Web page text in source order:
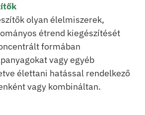
olyan élelmiszerek,
étrend kiegészítését
formában
vagy egyéb
élettani hatással rendelkező
vagy kombináltan.